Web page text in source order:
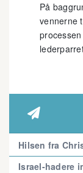
På
vennerne

Hilsen fra
Israel-hadere